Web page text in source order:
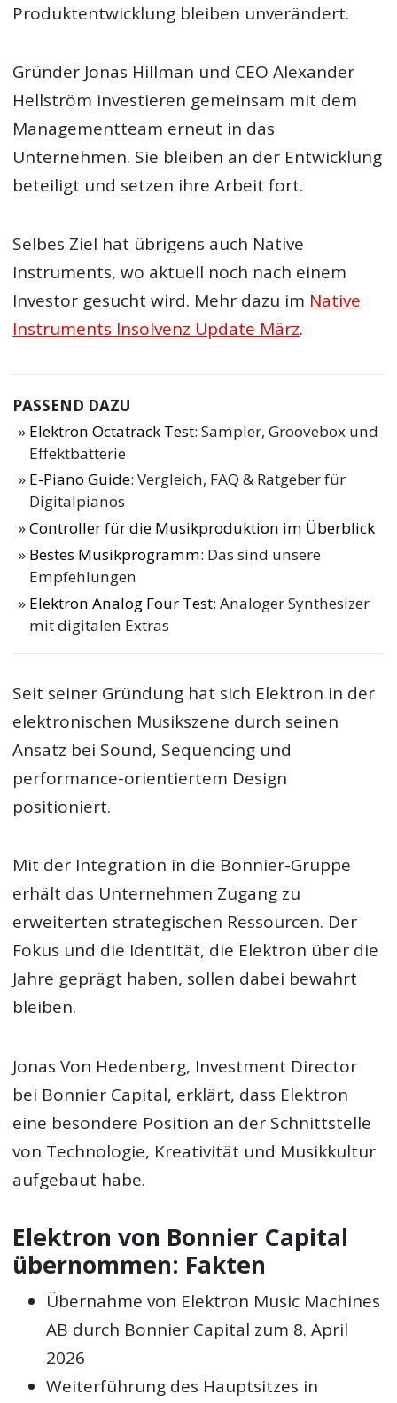
Produktentwicklung bleiben unverändert.
Gründer Jonas Hillman und CEO Alexander
Hellström investieren gemeinsam mit dem
Managementteam erneut in das
Unternehmen. Sie bleiben an der Entwicklung
beteiligt und setzen ihre Arbeit fort.
Selbes Ziel hat übrigens auch Native
Instruments, wo aktuell noch nach einem
Investor gesucht wird. Mehr dazu im Native
Instruments Insolvenz Update März.
PASSEND DAZU
Elektron Octatrack Test: Sampler, Groovebox und
Effektbatterie
E-Piano Guide: Vergleich, FAQ & Ratgeber für
Digitalpianos
Controller für die Musikproduktion im Überblick
Bestes Musikprogramm: Das sind unsere
Empfehlungen
Elektron Analog Four Test: Analoger Synthesizer
mit digitalen Extras
Seit seiner Gründung hat sich Elektron in der
elektronischen Musikszene durch seinen
Ansatz bei Sound, Sequencing und
performance-orientiertem Design
positioniert.
Mit der Integration in die Bonnier-Gruppe
erhält das Unternehmen Zugang zu
erweiterten strategischen Ressourcen. Der
Fokus und die Identität, die Elektron über die
Jahre geprägt haben, sollen dabei bewahrt
bleiben.
Jonas Von Hedenberg, Investment Director
bei Bonnier Capital, erklärt, dass Elektron
eine besondere Position an der Schnittstelle
von Technologie, Kreativität und Musikkultur
aufgebaut habe.
Elektron von Bonnier Capital
übernommen: Fakten
Übernahme von Elektron Music Machines
AB durch Bonnier Capital zum 8. April
2026
Weiterführung des Hauptsitzes in